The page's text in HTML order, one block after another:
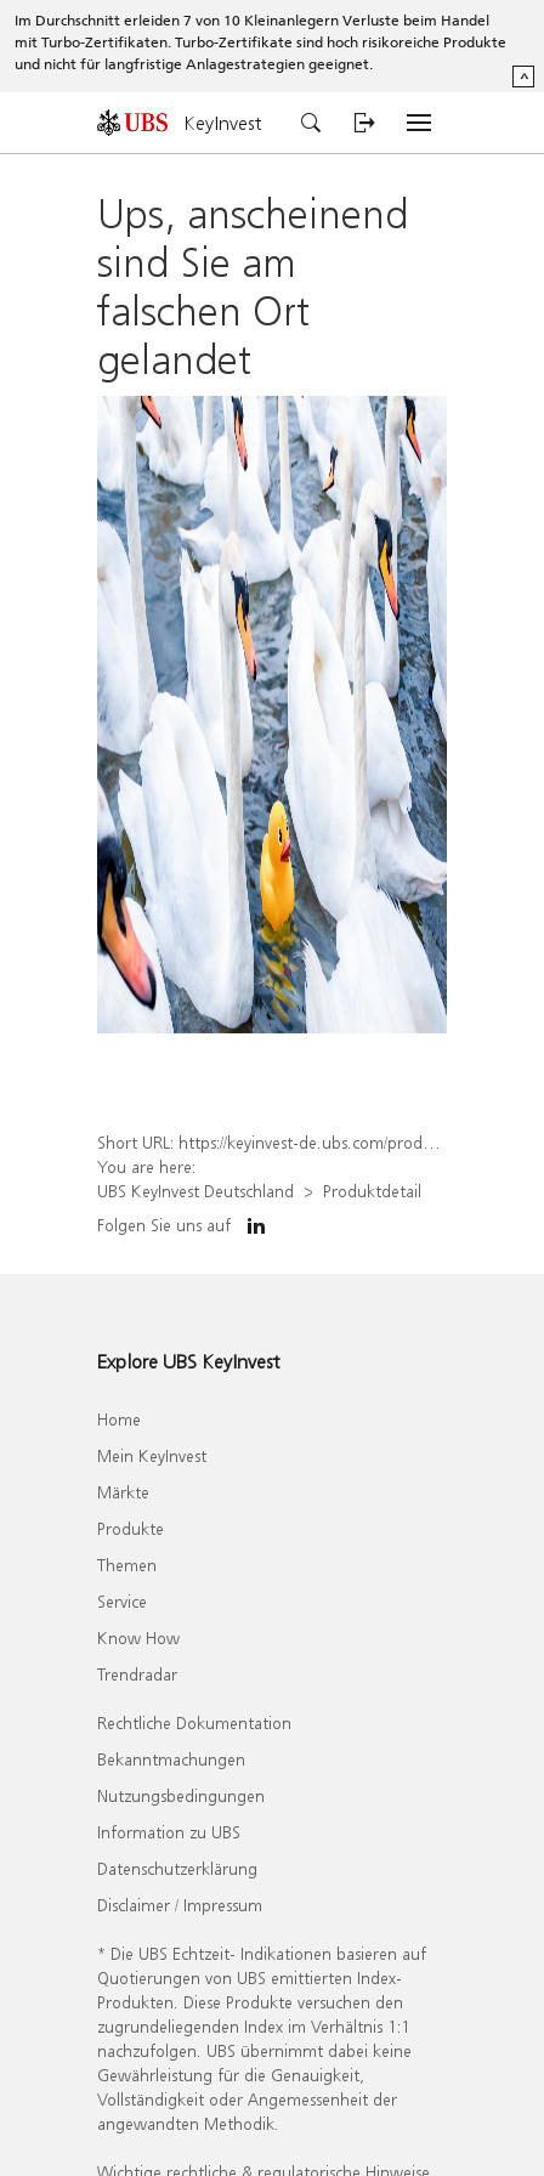
Im Durchschnitt erleiden 7 von 10 Kleinanlegern Verluste beim Handel
mit Turbo-Zertifikaten. Turbo-Zertifikate sind hoch risikoreiche Produkte
und nicht für langfristige Anlagestrategien geeignet.
^
KeyInvest
Ups, anscheinend
sind Sie am
falschen Ort
gelandet
Short URL: https://keyinvest-de.ubs.com/produkt/detail/index/isin/DE000UP33VR2
You are here:
UBS KeyInvest Deutschland
Produktdetail
Folgen Sie uns auf
Explore UBS KeyInvest
Home
Mein KeyInvest
Märkte
Produkte
Themen
Service
Know How
Trendradar
Rechtliche Dokumentation
Bekanntmachungen
Nutzungsbedingungen
Information zu UBS
Datenschutzerklärung
Disclaimer / Impressum
* Die UBS Echtzeit- Indikationen basieren auf
Quotierungen von UBS emittierten Index-
Produkten. Diese Produkte versuchen den
zugrundeliegenden Index im Verhältnis 1:1
nachzufolgen. UBS übernimmt dabei keine
Gewährleistung für die Genauigkeit,
Vollständigkeit oder Angemessenheit der
angewandten Methodik.